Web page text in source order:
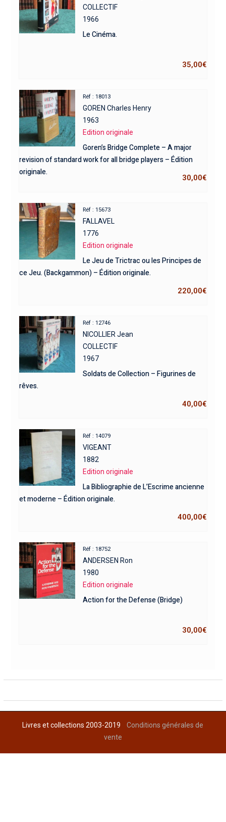
COLLECTIF
1966
Le Cinéma.
35,00€
Réf : 18013
GOREN Charles Henry
1963
Edition originale
Goren’s Bridge Complete – A major
revision of standard work for all bridge players – Édition
originale.
30,00€
Réf : 15673
FALLAVEL
1776
Edition originale
Le Jeu de Trictrac ou les Principes de
ce Jeu. (Backgammon) – Édition originale.
220,00€
Réf : 12746
NICOLLIER Jean
COLLECTIF
1967
Soldats de Collection – Figurines de
rêves.
40,00€
Réf : 14079
VIGEANT
1882
Edition originale
La Bibliographie de L’Escrime ancienne
et moderne – Édition originale.
400,00€
Réf : 18752
ANDERSEN Ron
1980
Edition originale
Action for the Defense (Bridge)
30,00€
Livres et collections 2003-2019Conditions générales de
vente